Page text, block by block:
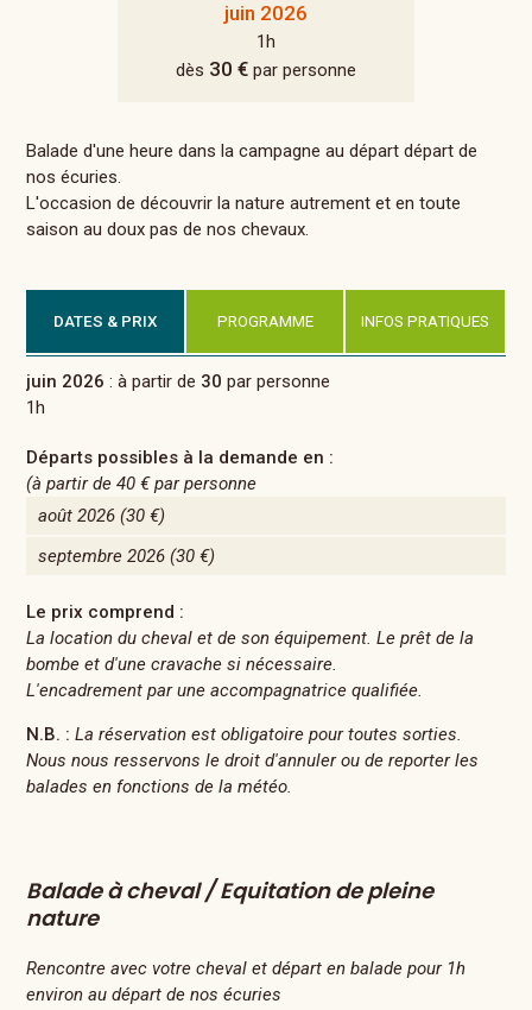
juin 2026
1h
dès 30 €par personne
Balade d'une heure dans la campagne au départ départ de
nos écuries.
L'occasion de découvrir la nature autrement et en toute
saison au doux pas de nos chevaux.
DATES & PRIX PROGRAMME INFOS PRATIQUES
juin 2026 : à partir de 30 par personne
1h
Départs possibles à la demande en :
(à partir de40 €par personne
août 2026 (30 €)
septembre 2026 (30 €)
Le prix comprend :
La location du cheval et de son équipement. Le prêt de la
bombe et d'une cravache si nécessaire.
L'encadrement par une accompagnatrice qualifiée.
N.B. : La réservation est obligatoire pour toutes sorties.
Nous nous resservons le droit d'annuler ou de reporter les
balades en fonctions de la météo.
Balade à cheval / Equitation de pleine
nature
Rencontre avec votre cheval et départ en balade pour 1h
environ au départ de nos écuries